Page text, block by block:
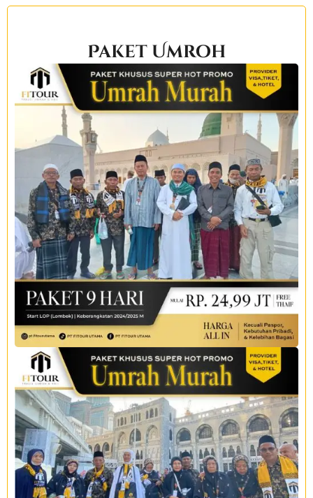
Paket Umroh